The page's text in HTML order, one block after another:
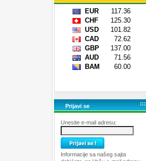
Prijavi se :::
Unesite e-mail adresu:
Informacije sa našeg sajta